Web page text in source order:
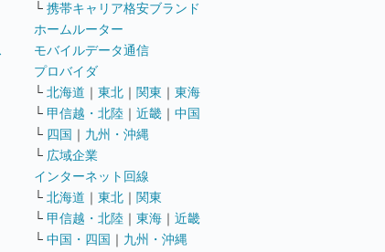
└ 携帯キャリア格安ブランド
ホームルーター
モバイルデータ通信
プロバイダ
└ 北海道 ｜ 東北 ｜ 関東 ｜ 東海
└ 甲信越・北陸 ｜ 近畿 ｜ 中国
└ 四国 ｜ 九州・沖縄
└ 広域企業
インターネット回線
└ 北海道 ｜ 東北 ｜ 関東
└ 甲信越・北陸 ｜ 東海 ｜ 近畿
└ 中国・四国 ｜ 九州・沖縄